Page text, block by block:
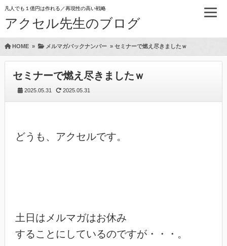
凡人でも１億円は作れる／再現性の高い戦略
アクセル先生のブログ
HOME» メルマガバックナンバー» セミナーで燃え尽きましたｗ
セミナーで燃え尽きましたｗ
2025.05.31 2025.05.31
どうも、アクセルです。
土日はメルマガはお休み
することにしているのですが・・・。